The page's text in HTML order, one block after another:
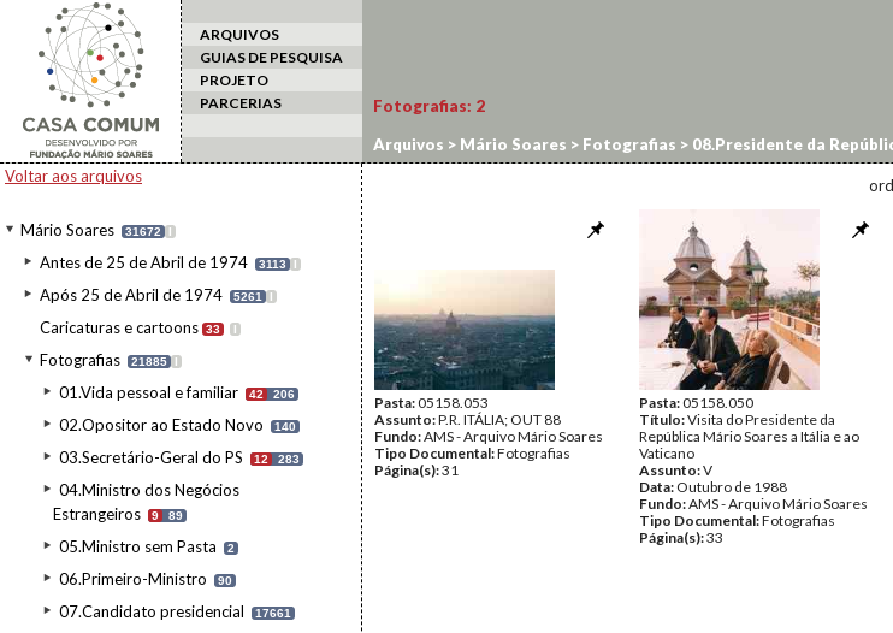
ARQUIVOS
GUIAS DE PESQUISA
PROJETO
PARCERIAS
Voltar aos arquivos
Mário Soares 31672 I
Antes de 25 de Abril de 1974 3113 I
Após 25 de Abril de 1974 5261 I
Caricaturas e cartoons 33 I
Fotografias 21885 I
01.Vida pessoal e familiar 42 206
02.Opositor ao Estado Novo 140
03.Secretário-Geral do PS 12 283
04.Ministro dos Negócios
Estrangeiros
9 89
05.Ministro sem Pasta 2
06.Primeiro-Ministro 90
07.Candidato presidencial 17661
Fotografias: 2
Arquivos > Mário Soares > Fotografias > 08.Presidente da
Pasta:05158.053
Assunto:P.R. ITÁLIA; OUT 88
Fundo:AMS - Arquivo Mário Soares
Tipo Documental:Fotografias
Página(s):31
Pasta:05158.050
Título:Visita do Presidente da
República Mário Soares a Itália e ao
Vaticano
Assunto:V
Data: Outubro de 1988
Fundo:AMS - Arquivo Mário Soares
Tipo Documental:Fotografias
Página(s):33